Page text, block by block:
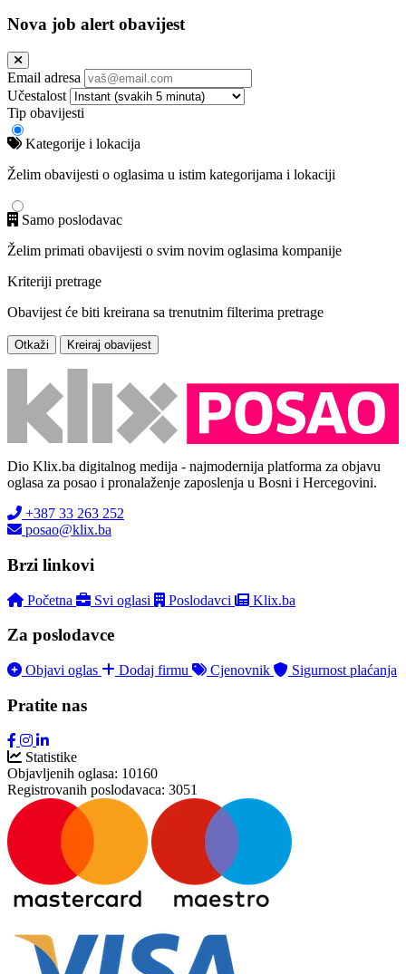
Nova job alert obavijest
Email adresa
Učestalost
Tip obavijesti
Kategorije i lokacija
Želim obavijesti o oglasima u istim kategorijama i lokaciji
Samo poslodavac
Želim primati obavijesti o svim novim oglasima kompanije
Kriteriji pretrage
Obavijest će biti kreirana sa trenutnim filterima pretrage
Otkaži Kreiraj obavijest
Dio Klix.ba digitalnog medija - najmodernija platforma za objavu
oglasa za posao i pronalaženje zaposlenja u Bosni i Hercegovini.
+387 33 263 252
posao@klix.ba
Brzi linkovi
Početna Svi oglasi Poslodavci Klix.ba
Za poslodavce
Objavi oglas Dodaj firmu Cjenovnik Sigurnost plaćanja
Pratite nas
Statistike
Objavljenih oglasa: 10160
Registrovanih poslodavaca: 3051